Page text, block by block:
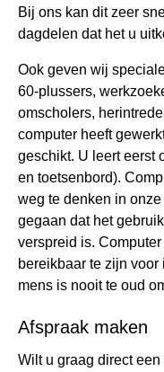
Bij ons kan dit zeer
dagdelen dat het u
Ook geven wij
60-plussers,
omscholers,
computer heeft
geschikt. U leert eerst
en toetsenbord).
weg te denken in
gegaan dat het
verspreid is.
bereikbaar te zijn
mens is nooit te oud
Afspraak maken
Wilt u graag direct